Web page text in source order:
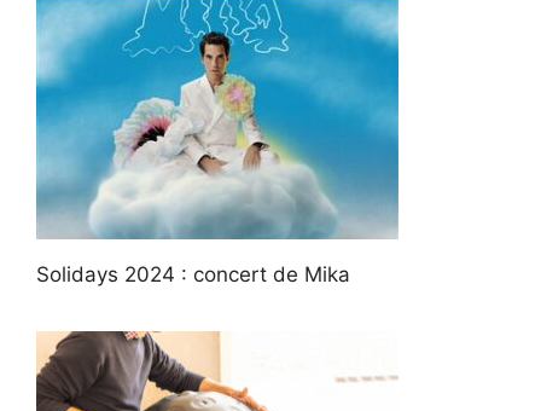
Solidays 2024 : concert de Mika